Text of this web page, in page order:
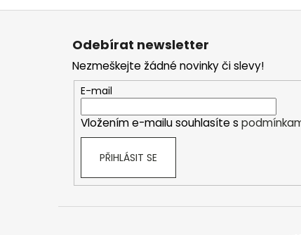
Z
Odebírat newsletter
Nezmeškejte žádné novinky či slevy!
E-mail
Vložením e-mailu souhlasíte s
PŘIHLÁSIT SE